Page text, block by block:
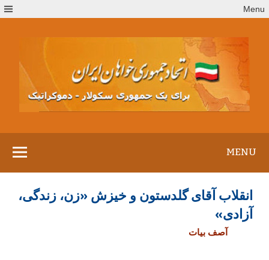
to
Menu
MENU
انقلاب آقای گلدستون و خیزش «زن، زندگی،
آزادی»
آصف بیات